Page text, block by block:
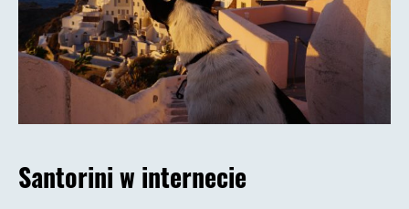
Santorini w internecie